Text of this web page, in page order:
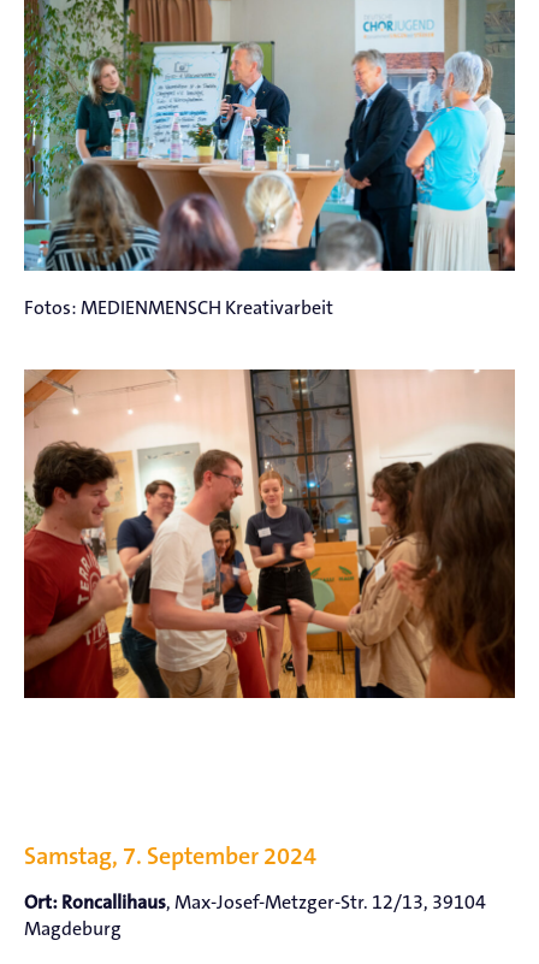
Fotos: MEDIENMENSCH Kreativarbeit
Samstag, 7. September 2024
Ort: Roncallihaus, Max-Josef-Metzger-Str. 12/13, 39104
Magdeburg